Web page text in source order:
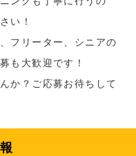
い！
フリーター、シニアの
も大歓迎です！
か？ご応募お待ちして